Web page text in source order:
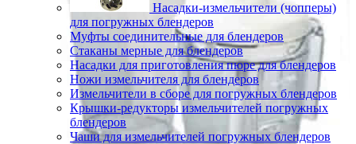
Насадки-измельчители (чопперы)
для погружных блендеров
Муфты соединительные для блендеров
Стаканы мерные для блендеров
Насадки для приготовления пюре для блендеров
Ножи измельчителя для блендеров
Измельчители в сборе для погружных блендеров
Крышки-редукторы измельчителей погружных
блендеров
Чаши для измельчителей погружных блендеров